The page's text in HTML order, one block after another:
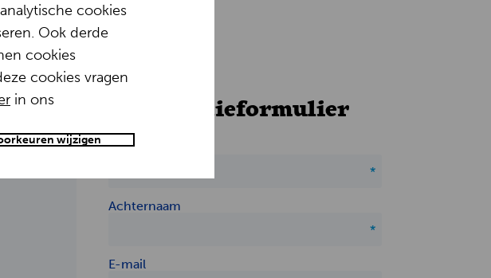
Sollicitatieformulier
Voornaam
Achternaam
E-mail
cookies
Ook derde
cookies
cookies vragen
in ons
wijzigen